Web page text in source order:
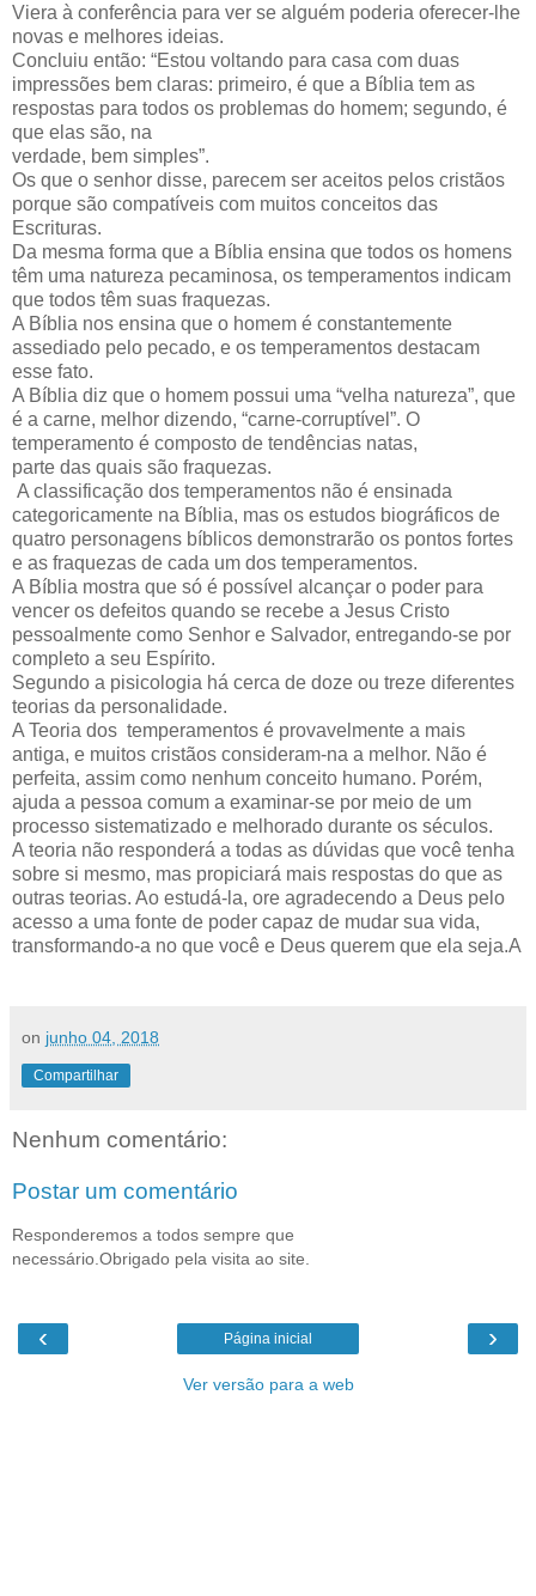
Viera à conferência para ver se alguém poderia oferecer-lhe
novas e melhores ideias.
Concluiu então: “Estou voltando para casa com duas
impressões bem claras: primeiro, é que a Bíblia tem as
respostas para todos os problemas do homem; segundo, é
que elas são, na
verdade, bem simples”.
Os que o senhor disse, parecem ser aceitos pelos cristãos
porque são compatíveis com muitos conceitos das
Escrituras.
Da mesma forma que a Bíblia ensina que todos os homens
têm uma natureza pecaminosa, os temperamentos indicam
que todos têm suas fraquezas.
A Bíblia nos ensina que o homem é constantemente
assediado pelo pecado, e os temperamentos destacam
esse fato.
A Bíblia diz que o homem possui uma “velha natureza”, que
é a carne, melhor dizendo, “carne-corruptível”. O
temperamento é composto de tendências natas,
parte das quais são fraquezas.
A classificação dos temperamentos não é ensinada
categoricamente na Bíblia, mas os estudos biográficos de
quatro personagens bíblicos demonstrarão os pontos fortes
e as fraquezas de cada um dos temperamentos.
A Bíblia mostra que só é possível alcançar o poder para
vencer os defeitos quando se recebe a Jesus Cristo
pessoalmente como Senhor e Salvador, entregando-se por
completo a seu Espírito.
Segundo a pisicologia há cerca de doze ou treze diferentes
teorias da personalidade.
A Teoria dos temperamentos é provavelmente a mais
antiga, e muitos cristãos consideram-na a melhor. Não é
perfeita, assim como nenhum conceito humano. Porém,
ajuda a pessoa comum a examinar-se por meio de um
processo sistematizado e melhorado durante os séculos.
A teoria não responderá a todas as dúvidas que você tenha
sobre si mesmo, mas propiciará mais respostas do que as
outras teorias. Ao estudá-la, ore agradecendo a Deus pelo
acesso a uma fonte de poder capaz de mudar sua vida,
transformando-a no que você e Deus querem que ela seja.A
on junho 04, 2018
Compartilhar
Nenhum comentário:
Postar um comentário
Responderemos a todos sempre que
necessário.Obrigado pela visita ao site.
‹ ›
Página inicial
Ver versão para a web